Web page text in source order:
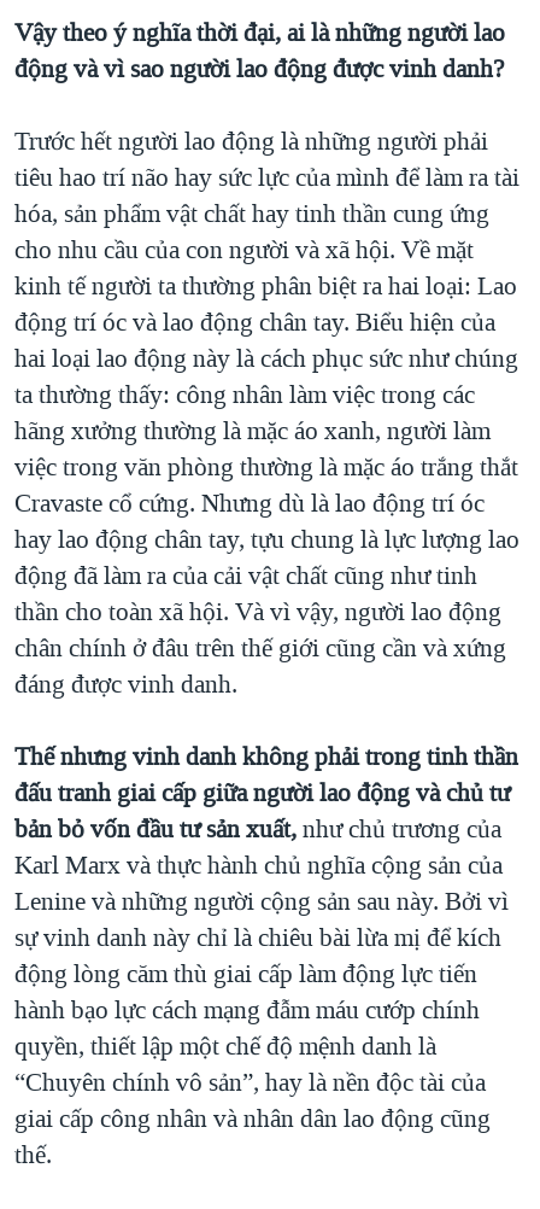
Vậy theo ý nghĩa thời đại, ai là những người lao
động và vì sao người lao động được vinh danh?
Trước hết người lao động là những người phải
tiêu hao trí não hay sức lực của mình để làm ra tài
hóa, sản phẩm vật chất hay tinh thần cung ứng
cho nhu cầu của con người và xã hội. Về mặt
kinh tế người ta thường phân biệt ra hai loại: Lao
động trí óc và lao động chân tay. Biểu hiện của
hai loại lao động này là cách phục sức như chúng
ta thường thấy: công nhân làm việc trong các
hãng xưởng thường là mặc áo xanh, người làm
việc trong văn phòng thường là mặc áo trắng thắt
Cravaste cổ cứng. Nhưng dù là lao động trí óc
hay lao động chân tay, tựu chung là lực lượng lao
động đã làm ra của cải vật chất cũng như tinh
thần cho toàn xã hội. Và vì vậy, người lao động
chân chính ở đâu trên thế giới cũng cần và xứng
đáng được vinh danh.
Thế nhưng vinh danh không phải trong tinh thần
đấu tranh giai cấp giữa người lao động và chủ tư
bản bỏ vốn đầu tư sản xuất,như chủ trương của
Karl Marx và thực hành chủ nghĩa cộng sản của
Lenine và những người cộng sản sau này. Bởi vì
sự vinh danh này chỉ là chiêu bài lừa mị để kích
động lòng căm thù giai cấp làm động lực tiến
hành bạo lực cách mạng đẫm máu cướp chính
quyền, thiết lập một chế độ mệnh danh là
“Chuyên chính vô sản”, hay là nền độc tài của
giai cấp công nhân và nhân dân lao động cũng
thế.